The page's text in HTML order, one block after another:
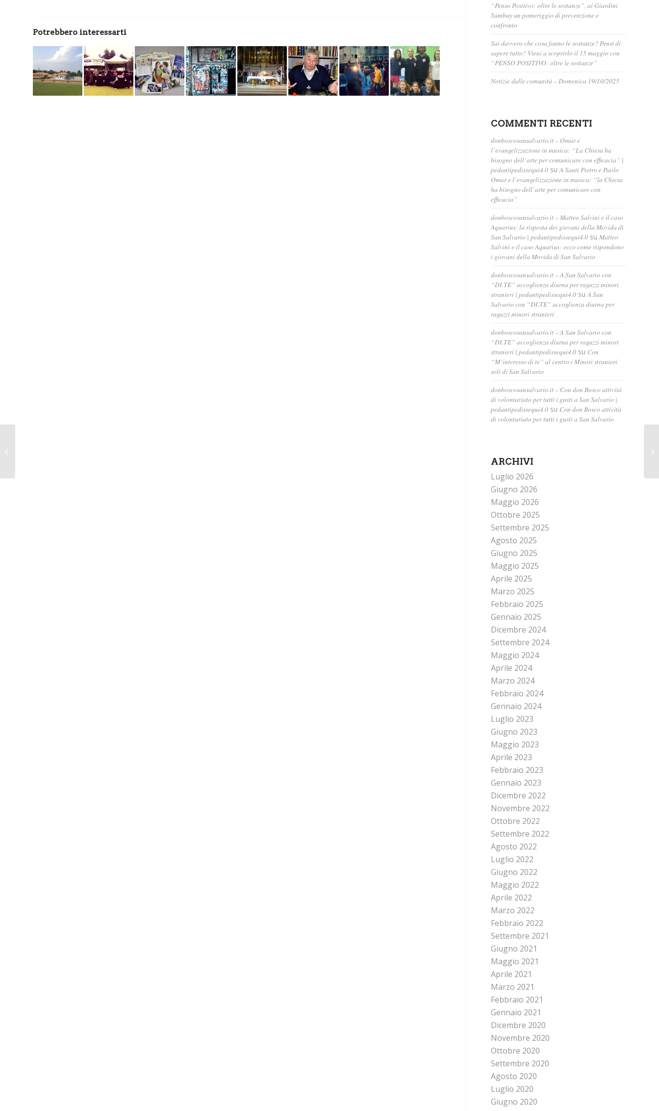
Potrebbero interessarti
“Penso Positivo: oltre le sostanze”, ai Giardini
Sambuy un pomeriggio di prevenzione e
confronto
Sai davvero che cosa fanno le sostanze? Pensi di
sapere tutto? Vieni a scoprirlo il 15 maggio con
“PENSO POSITIVO: oltre le sostanze”
Notizie dalle comunità – Domenica 19/10/2025
COMMENTI RECENTI
donboscosansalvario.it – Omar e
l’evangelizzazione in musica: “La Chiesa ha
bisogno dell’arte per comunicare con efficacia” |
pedantipedissequi4.0 suA Santi Pietro e Paolo
Omar e l’evangelizzazione in musica: “la Chiesa
ha bisogno dell’arte per comunicare con
efficacia”
donboscosansalvario.it – Matteo Salvini e il caso
Aquarius: la risposta dei giovani della Movida di
San Salvario | pedantipedissequi4.0 suMatteo
Salvini e il caso Aquarius: ecco come rispondono
i giovani della Movida di San Salvario
donboscosansalvario.it – A San Salvario con
“DI.TE” accoglienza diurna per ragazzi minori
stranieri | pedantipedissequi4.0 suA San
Salvario con “DI.TE” accoglienza diurna per
ragazzi minori stranieri
donboscosansalvario.it – A San Salvario con
“DI.TE” accoglienza diurna per ragazzi minori
stranieri | pedantipedissequi4.0 su Con
“M’interesso di te” al centro i Minori stranieri
soli di San Salvario
donboscosansalvario.it – Con don Bosco attività
di volontariato per tutti i gusti a San Salvario |
pedantipedissequi4.0 su Con don Bosco attività
di volontariato per tutti i gusti a San Salvario
ARCHIVI
Luglio 2026
Giugno 2026
Maggio 2026
Ottobre 2025
Settembre 2025
Agosto 2025
Giugno 2025
Maggio 2025
Aprile 2025
Marzo 2025
Febbraio 2025
Gennaio 2025
Dicembre 2024
Settembre 2024
Maggio 2024
Aprile 2024
Marzo 2024
Febbraio 2024
Gennaio 2024
Luglio 2023
Giugno 2023
Maggio 2023
Aprile 2023
Febbraio 2023
Gennaio 2023
Dicembre 2022
Novembre 2022
Ottobre 2022
Settembre 2022
Agosto 2022
Luglio 2022
Giugno 2022
Maggio 2022
Aprile 2022
Marzo 2022
Febbraio 2022
Settembre 2021
Giugno 2021
Maggio 2021
Aprile 2021
Marzo 2021
Febbraio 2021
Gennaio 2021
Dicembre 2020
Novembre 2020
Ottobre 2020
Settembre 2020
Agosto 2020
Luglio 2020
Giugno 2020